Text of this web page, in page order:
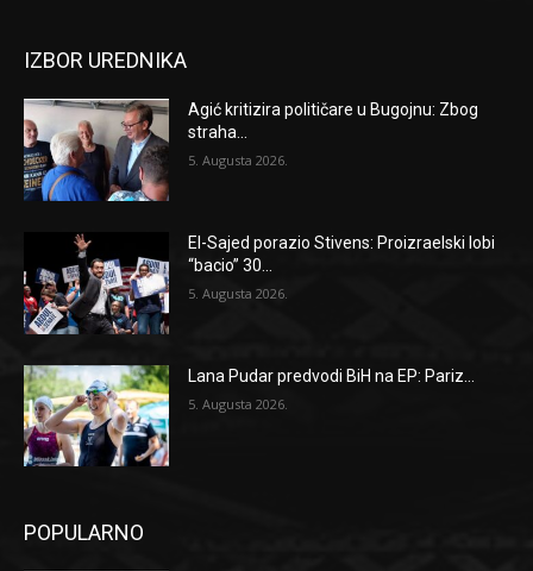
IZBOR UREDNIKA
Agić kritizira političare u Bugojnu: Zbog
straha...
5. Augusta 2026.
El-Sajed porazio Stivens: Proizraelski lobi
“bacio” 30...
5. Augusta 2026.
Lana Pudar predvodi BiH na EP: Pariz...
5. Augusta 2026.
POPULARNO